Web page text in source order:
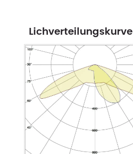
Lichverteilungskurve